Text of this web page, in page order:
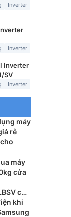
Inverter
Inverter
Inverter
SV
Inverter
máy
rẻ
máy
cửa
có
khi